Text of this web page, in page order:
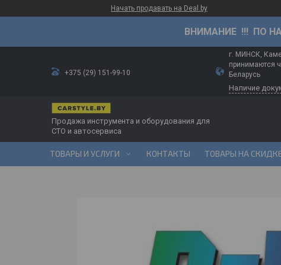
Начать продавать на Deal.by
ВНИМАНИЕ !!! ПО
+375 (29) 151-99-10
г. МИНСК,
принимаются
Беларусь
Наличие
Продажа инструмента и оборудования для
СТО и автосервиса
ТОВАРЫ И УСЛУГИ КОНТАКТЫ ТОВАРЫ НА